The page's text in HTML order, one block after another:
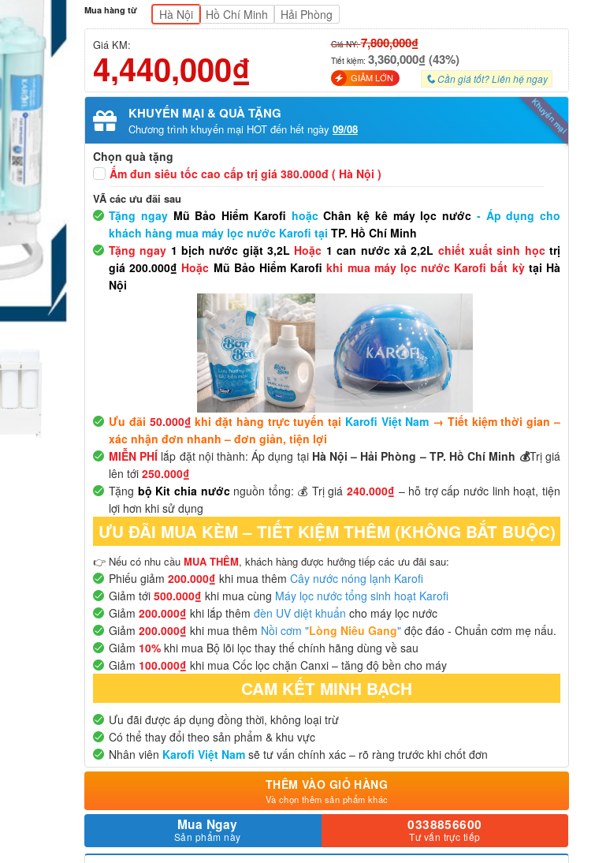
Mua hàng từ Hà Nội Hồ Chí Minh Hải Phòng
Giá KM:
4,440,000₫
Giá NY:7,800,000₫
Tiết kiệm: 3,360,000₫ (43%)
Cần giá tốt? Liên hệ ngay
GIẢM LỚN
Khuyến mại
KHUYẾN MẠI & QUÀ TẶNG
Chương trình khuyến mại HOT đến hết ngày 09/08
Chọn quà tặng
Ấm đun siêu tốc cao cấp trị giá 380.000đ ( Hà Nội )
VÃ các ưu đãi sau
Tặng ngay Mũ Bảo Hiểm Karofi hoặcChân kệ kê máy lọc nước - Áp dụng cho
khách hàng mua máy lọc nước Karofi tại TP. Hồ Chí Minh
Tặng ngay 1 bịch nước giặt 3,2L Hoặc 1 can nước xả 2,2L chiết xuất sinh họctrị
giá 200.000₫ Hoặc Mũ Bảo Hiểm Karofi khi mua máy lọc nước Karofi bất kỳ tại Hà
Nội
Ưu đãi 50.000₫ khi đặt hàng trực tuyến tại Karofi Việt Nam → Tiết kiệm thời gian –
xác nhận đơn nhanh – đơn giản, tiện lợi
MIỄN PHÍ lắp đặt nội thành: Áp dụng tại Hà Nội – Hải Phòng – TP. Hồ Chí Minh 💰Trị giá
lên tới 250.000₫
Tặng bộ Kit chia nướcnguồn tổng: 💰 Trị giá 240.000₫ – hỗ trợ cấp nước linh hoạt, tiện
lợi hơn khi sử dụng
ƯU ĐÃI MUA KÈM – TIẾT KIỆM THÊM (KHÔNG BẮT BUỘC)
👉 Nếu có nhu cầu MUA THÊM, khách hàng được hưởng tiếp các ưu đãi sau:
Phiếu giảm 200.000₫ khi mua thêm Cây nước nóng lạnh Karofi
Giảm tới 500.000₫ khi mua cùng Máy lọc nước tổng sinh hoạt Karofi
Giảm 200.000₫ khi lắp thêm đèn UV diệt khuẩn cho máy lọc nước
Giảm 200.000₫ khi mua thêm Nồi cơm "Lòng Niêu Gang" độc đáo - Chuẩn cơm mẹ nấu.
Giảm 10% khi mua Bộ lõi lọc thay thế chính hãng dùng về sau
Giảm 100.000₫ khi mua Cốc lọc chặn Canxi – tăng độ bền cho máy
CAM KẾT MINH BẠCH
Ưu đãi được áp dụng đồng thời, không loại trừ
Có thể thay đổi theo sản phẩm & khu vực
Nhân viên Karofi Việt Nam sẽ tư vấn chính xác – rõ ràng trước khi chốt đơn
THÊM VÀO GIỎ HÀNG
Và chọn thêm sản phẩm khác
Mua Ngay
Sản phẩm này
0338856600
Tư vấn trực tiếp